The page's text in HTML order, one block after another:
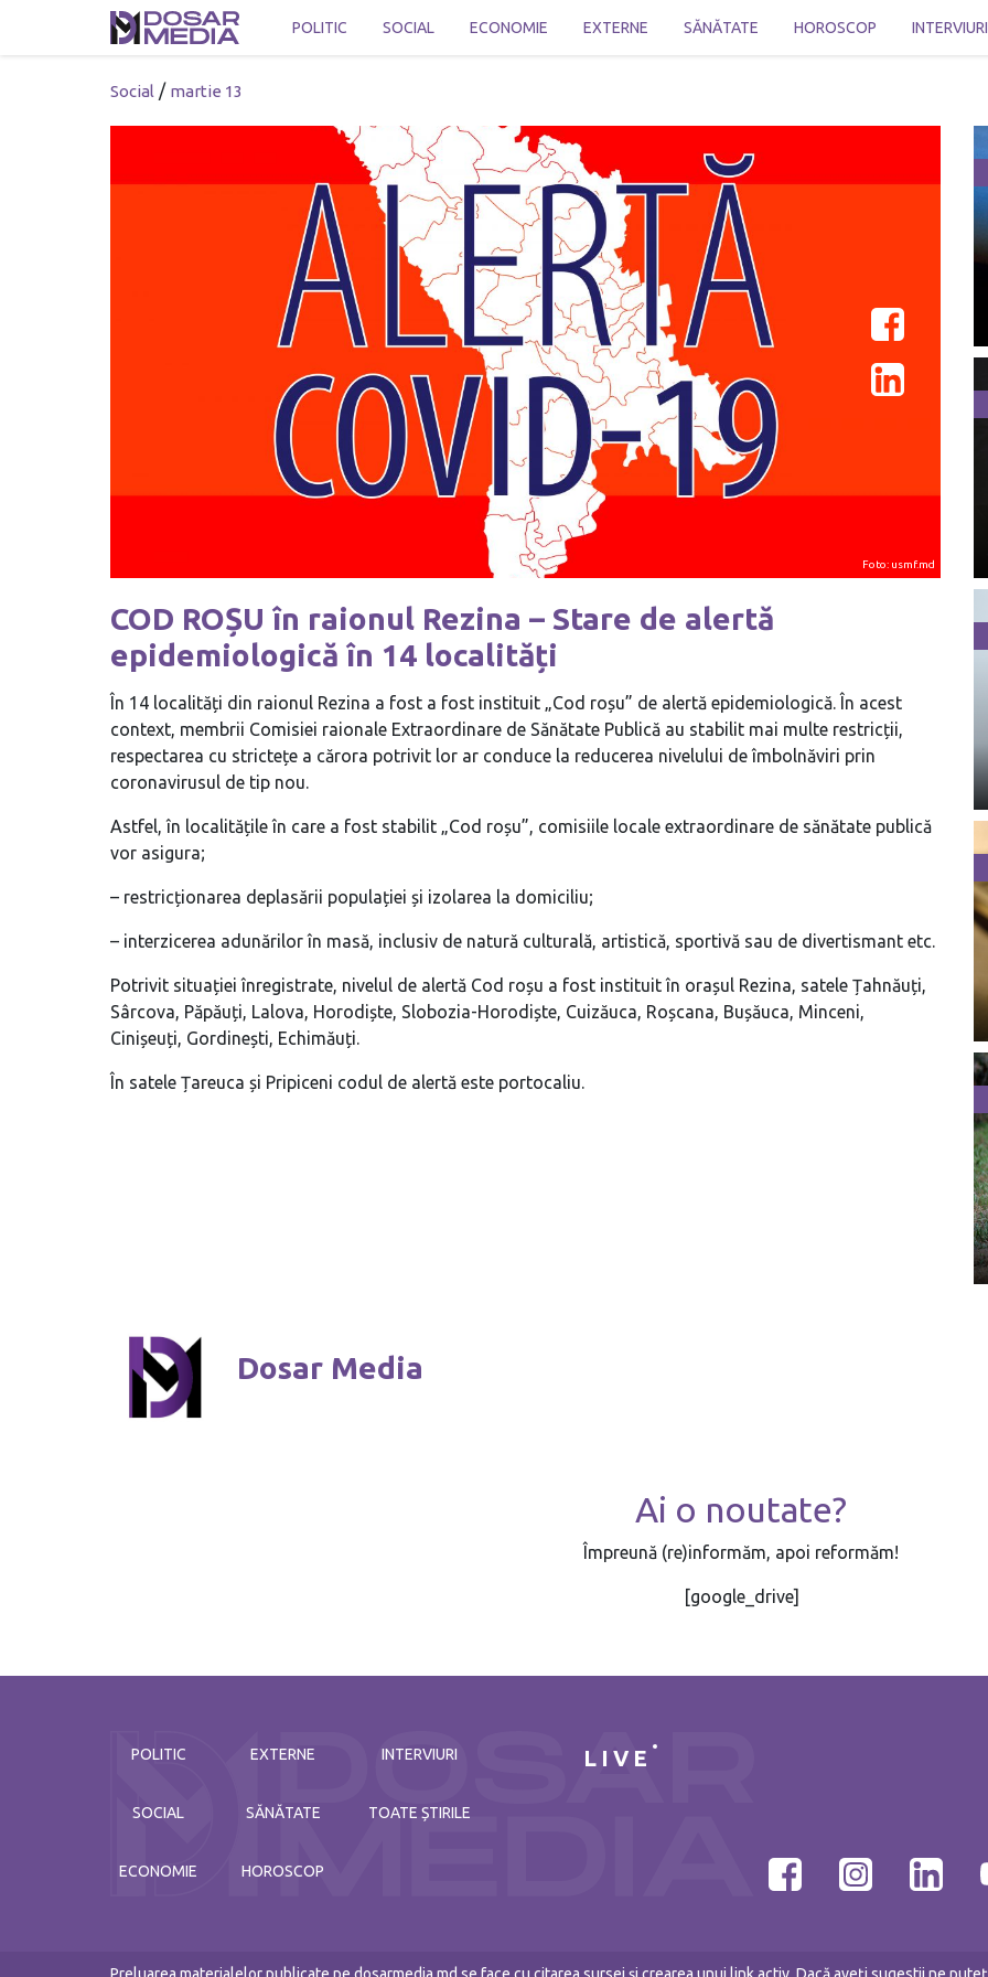
POLITIC SOCIAL ECONOMIE EXTERNE SĂNĂTATE HOROSCOP INTERVIURI
Social / martie 13
Foto: usmf.md
COD ROȘU în raionul Rezina – Stare de alertă
epidemiologică în 14 localități
În 14 localități din raionul Rezina a fost a fost instituit „Cod roșu” de alertă epidemiologică. În acest
context, membrii Comisiei raionale Extraordinare de Sănătate Publică au stabilit mai multe restricții,
respectarea cu strictețe a cărora potrivit lor ar conduce la reducerea nivelului de îmbolnăviri prin
coronavirusul de tip nou.
Astfel, în localitățile în care a fost stabilit „Cod roșu”, comisiile locale extraordinare de sănătate publică
vor asigura;
– restricționarea deplasării populației și izolarea la domiciliu;
– interzicerea adunărilor în masă, inclusiv de natură culturală, artistică, sportivă sau de divertismant etc.
Potrivit situației înregistrate, nivelul de alertă Cod roșu a fost instituit în orașul Rezina, satele Țahnăuți,
Sârcova, Păpăuți, Lalova, Horodiște, Slobozia-Horodiște, Cuizăuca, Roșcana, Bușăuca, Minceni,
Cinișeuți, Gordinești, Echimăuți.
În satele Țareuca și Pripiceni codul de alertă este portocaliu.
Dosar Media
Ai o noutate?
Împreună (re)informăm, apoi reformăm!
[google_drive]
POLITIC
SOCIAL
ECONOMIE
EXTERNE
SĂNĂTATE
HOROSCOP
INTERVIURI
TOATE ȘTIRILE
LIVE